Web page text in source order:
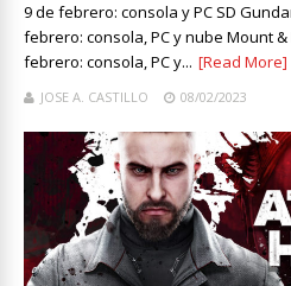
9 de febrero: consola y PC SD
febrero: consola, PC y nube Mount
febrero: consola, PC y... [Read More]
JOSE A. CASTILLO 08/02/2023